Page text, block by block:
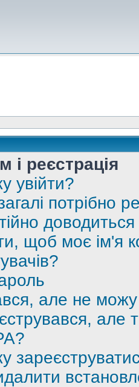
і реєстрація
увійти?
потрібно
щоб моє ім'я
але не